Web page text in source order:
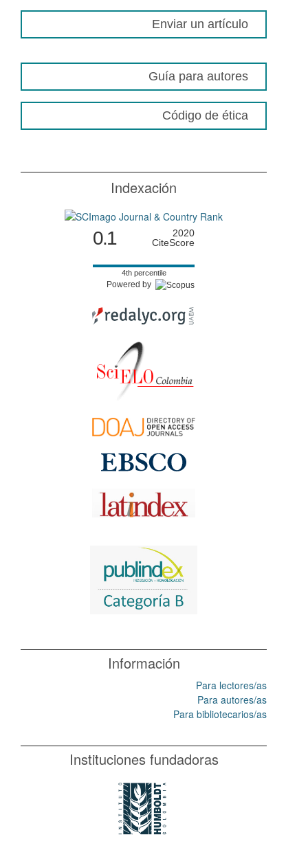
Enviar un artículo
Guía para autores
Código de ética
Indexación
0.1
2020
CiteScore
4th percentile
Powered by
Información
Para lectores/as
Para autores/as
Para bibliotecarios/as
Instituciones fundadoras